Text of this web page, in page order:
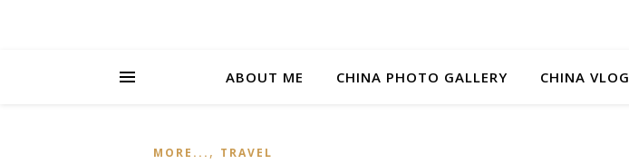
ABOUT ME CHINA PHOTO GALLERY CHINA VLOG
MORE... , TRAVEL